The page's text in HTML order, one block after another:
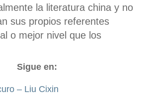
la literatura china y no
sus propios referentes
o mejor nivel que los
Sigue en:
– Liu Cixin